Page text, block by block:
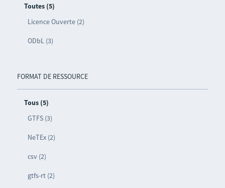
Toutes (5)
Licence Ouverte (2)
ODbL (3)
FORMAT DE RESSOURCE
Tous (5)
GTFS (3)
NeTEx (2)
csv (2)
gtfs-rt (2)